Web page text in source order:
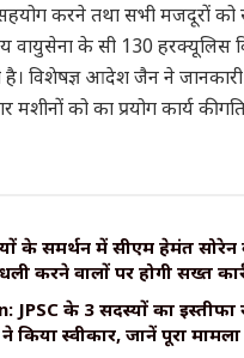
करने तथा सभी मजदूरों को
वायुसेना के सी 130 हरक्यूलिस
विशेषज्ञ आदेश जैन ने
को का प्रयोग कार्य की
के समर्थन में सीएम हेमंत सोरेन
करने वालों पर होगी सख्त
JPSC के 3 सदस्यों का इस्तीफा
किया स्वीकार, जानें पूरा मामला